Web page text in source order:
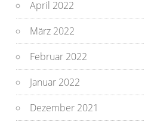
April 2022
März 2022
Februar 2022
Januar 2022
Dezember 2021